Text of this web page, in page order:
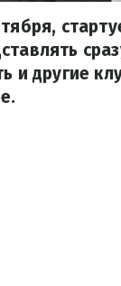
и другие